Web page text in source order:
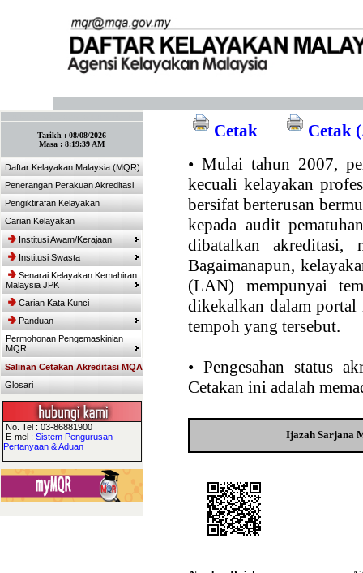
Tarikh : 08/08/2026
Masa : 8:19:39 AM
Daftar Kelayakan Malaysia (MQR)
Penerangan Perakuan Akreditasi
Pengiktirafan Kelayakan
Carian Kelayakan
Institusi Awam/Kerajaan
Institusi Swasta
Senarai Kelayakan Kemahiran
Malaysia JPK
Carian Kata Kunci
Panduan
Permohonan Pengemaskinian
MQR
Salinan Cetakan Akreditasi MQA
Glosari
No. Tel : 03-86881900
E-mel : Sistem Pengurusan
Pertanyaan & Aduan
Cetak
Cetak
• Mulai tahun 2007,
kecuali kelayakan
bersifat berterusan
kepada audit
dibatalkan akreditasi,
Bagaimanapun,
(LAN) mempunyai
dikekalkan dalam portal
tempoh yang tersebut.
• Pengesahan status
Cetakan ini adalah
Ijazah Sarjana